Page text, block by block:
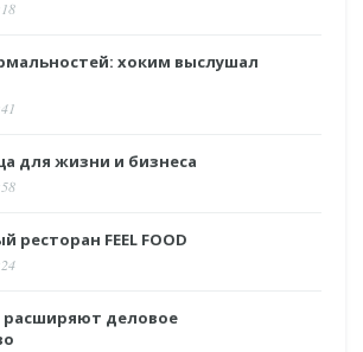
хоким выслушал
для жизни и бизнеса
ресторан FEEL FOOD
деловое